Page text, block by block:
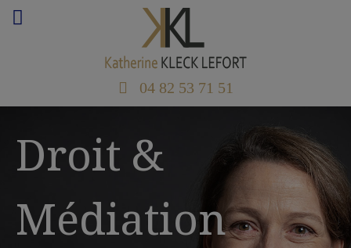
04 82 53 71 51
Droit &
Médiation